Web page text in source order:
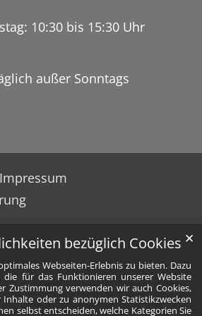
bezüglich Cookies
Webseiten-Erlebnis zu bieten. Dazu
die für das Funktionieren unserer Website
Zustimmung verwenden wir auch Cookies,
oder zu anonymen Statistikzwecken
selbst entscheiden, welche Kategorien Sie
✕
10:30 bis 15:30 Uhr
außer Sonntags
Impressum